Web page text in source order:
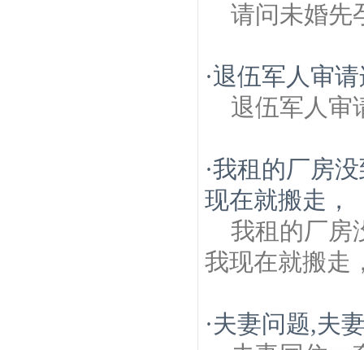
请问未婚先
·退伍军人审
退伍军人审
·我租的厂房
现在就搬走，
我租的厂房
我现在就搬走
·夫妻问题,夫